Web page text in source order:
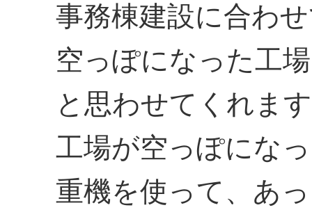
事務棟建設に合わ
空っぽになった工
と思わせてくれま
工場が空っぽにな
重機を使って、あ